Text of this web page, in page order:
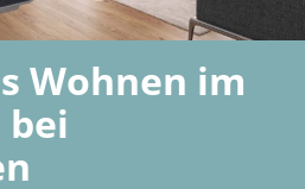
Wohnen im